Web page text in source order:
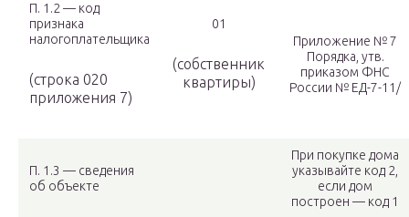
П. 1.2 — код
признака
налогоплательщика
(строка 020
приложения 7)
01
(собственник
квартиры)
Приложение № 7
Порядка, утв.
приказом ФНС
России № ЕД-7-11/
П. 1.3 — сведения
об объекте
При покупке дома
указывайте код 2,
если дом
построен — код 1